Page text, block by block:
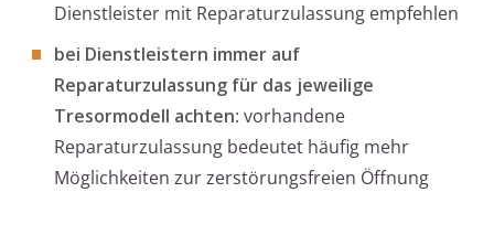
Dienstleister mit Reparaturzulassung empfehlen
bei Dienstleistern immer auf
Reparaturzulassung für das jeweilige
Tresormodell achten: vorhandene
Reparaturzulassung bedeutet häufig mehr
Möglichkeiten zur zerstörungsfreien Öffnung